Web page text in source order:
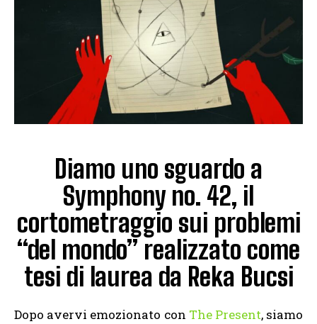
Diamo uno sguardo a
Symphony no. 42, il
cortometraggio sui problemi
“del mondo” realizzato come
tesi di laurea da Reka Bucsi
Dopo avervi emozionato con The Present, siamo